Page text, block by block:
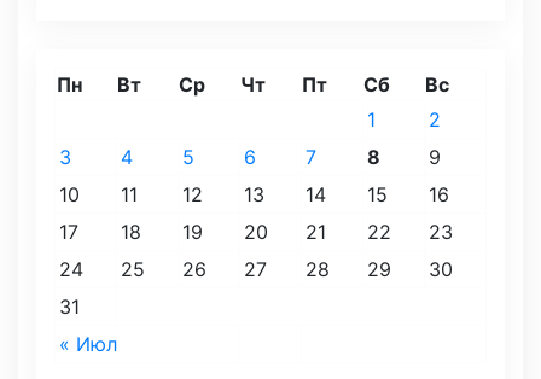
Пн Вт Ср Чт Пт Сб Вс
« Июл
1
2
3
4 5 6 7 8
9
10
11 12 13 14 15
16
17
18 19 20 21 22
23
24
25 26 27 28 29
30
31